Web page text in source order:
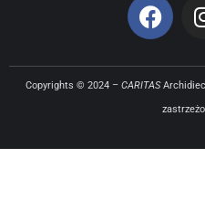
Copyrights © 2024 – CARITAS